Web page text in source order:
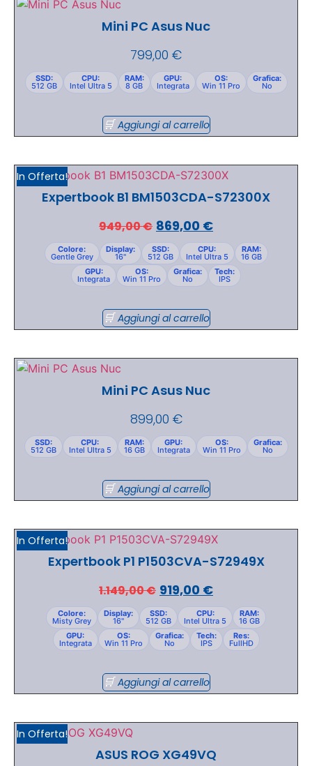
Mini PC Asus Nuc
799,00 €
SSD:
512 GB
CPU:
Intel Ultra 5
RAM:
8 GB
GPU:
Integrata
OS:
Win 11 Pro
Grafica:
No
Aggiungi al carrello
In Offerta!
Expertbook B1 BM1503CDA-S72300X
949,00€ 869,00 €
Colore:
Gentle Grey
Display:
16"
SSD:
512 GB
CPU:
Intel Ultra 5
RAM:
16 GB
GPU:
Integrata
OS:
Win 11 Pro
Grafica:
No
Tech:
IPS
Aggiungi al carrello
Mini PC Asus Nuc
899,00 €
SSD:
512 GB
CPU:
Intel Ultra 5
RAM:
16 GB
GPU:
Integrata
OS:
Win 11 Pro
Grafica:
No
Aggiungi al carrello
In Offerta!
Expertbook P1 P1503CVA-S72949X
1.149,00€ 919,00 €
Colore:
Misty Grey
Display:
16"
SSD:
512 GB
CPU:
Intel Ultra 5
RAM:
16 GB
GPU:
Integrata
OS:
Win 11 Pro
Grafica:
No
Tech:
IPS
Res:
FullHD
Aggiungi al carrello
In Offerta!
ASUS ROG XG49VQ